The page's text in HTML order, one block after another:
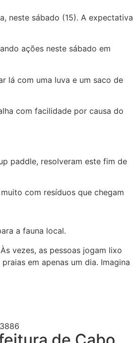
neste sábado (15). A expectativa
ações neste sábado em
lá com uma luva e um saco de
com facilidade por causa do
paddle, resolveram este fim de
com resíduos que chegam
a fauna local.
vezes, as pessoas jogam lixo
em apenas um dia. Imagina